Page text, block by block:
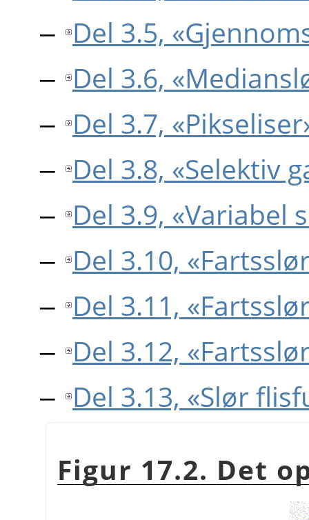
Del 3.5,
Del 3.6,
Del 3.7,
Del 3.8, «Selektiv
Del 3.9, «Variabel
Del 3.10,
Del 3.11,
Del 3.12,
Del 3.13, «Slør
Figur 17.2. Det